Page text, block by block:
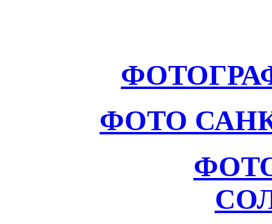
ФОТО